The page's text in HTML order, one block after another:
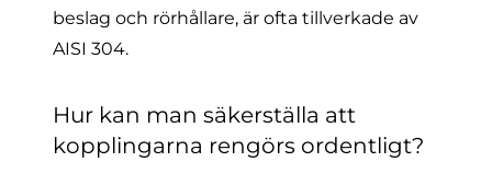
beslag och rörhållare, är ofta tillverkade av
AISI 304.
Hur kan man säkerställa att
kopplingarna rengörs ordentligt?